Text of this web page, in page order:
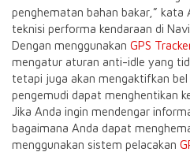
penghematan bahan bakar,” kata
teknisi performa kendaraan di
Dengan menggunakan GPS
mengatur aturan anti-idle yang
tetapi juga akan mengaktifkan bel
pengemudi dapat menghentikan
Jika Anda ingin mendengar
bagaimana Anda dapat
menggunakan sistem pelacakan